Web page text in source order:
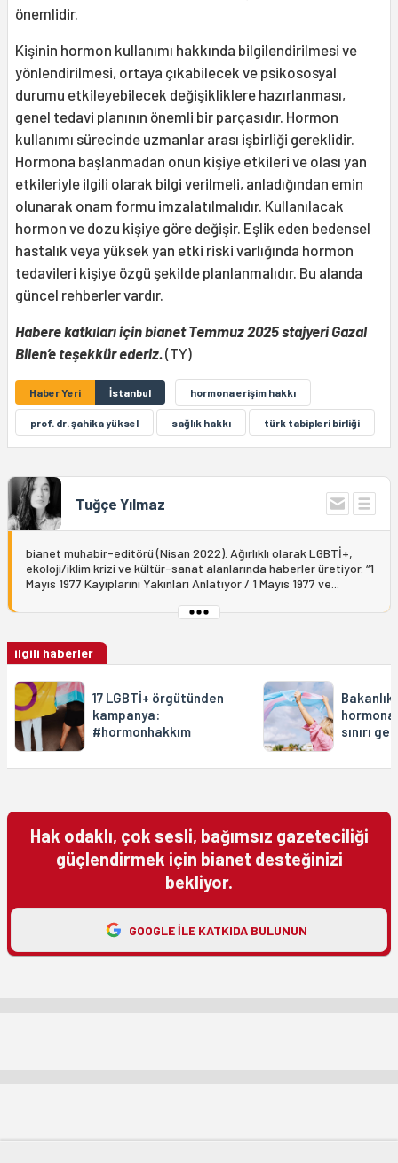
önemlidir.
Kişinin hormon kullanımı hakkında bilgilendirilmesi ve
yönlendirilmesi, ortaya çıkabilecek ve psikososyal
durumu etkileyebilecek değişikliklere hazırlanması,
genel tedavi planının önemli bir parçasıdır. Hormon
kullanımı sürecinde uzmanlar arası işbirliği gereklidir.
Hormona başlanmadan onun kişiye etkileri ve olası yan
etkileriyle ilgili olarak bilgi verilmeli, anladığından emin
olunarak onam formu imzalatılmalıdır. Kullanılacak
hormon ve dozu kişiye göre değişir. Eşlik eden bedensel
hastalık veya yüksek yan etki riski varlığında hormon
tedavileri kişiye özgü şekilde planlanmalıdır. Bu alanda
güncel rehberler vardır.
Habere katkıları için bianet Temmuz 2025 stajyeri Gazal
Bilen’e teşekkür ederiz.(TY)
Haber Yeri İstanbul hormona erişim hakkı
prof. dr. şahika yüksel sağlık hakkı türk tabipleri birliği
Tuğçe Yılmaz
bianet muhabir-editörü (Nisan 2022). Ağırlıklı olarak LGBTİ+,
ekoloji/iklim krizi ve kültür-sanat alanlarında haberler üretiyor. “1
Mayıs 1977 Kayıplarını Yakınları Anlatıyor / 1 Mayıs 1977 ve...
ilgili haberler
17 LGBTİ+ örgütünden
kampanya:
#hormonhakkım
hormona
sınırı
Hak odaklı, çok sesli, bağımsız gazeteciliği
güçlendirmek için bianet desteğinizi
bekliyor.
GOOGLE ILE KATKIDA BULUNUN